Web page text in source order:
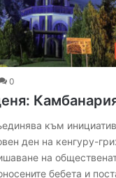
0
към
ден на кенгуру-
на
бебета и